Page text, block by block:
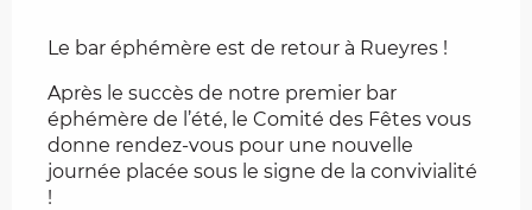
Le bar éphémère est de retour à Rueyres !
Après le succès de notre premier bar
éphémère de l’été, le Comité des Fêtes vous
donne rendez-vous pour une nouvelle
journée placée sous le signe de la convivialité
!